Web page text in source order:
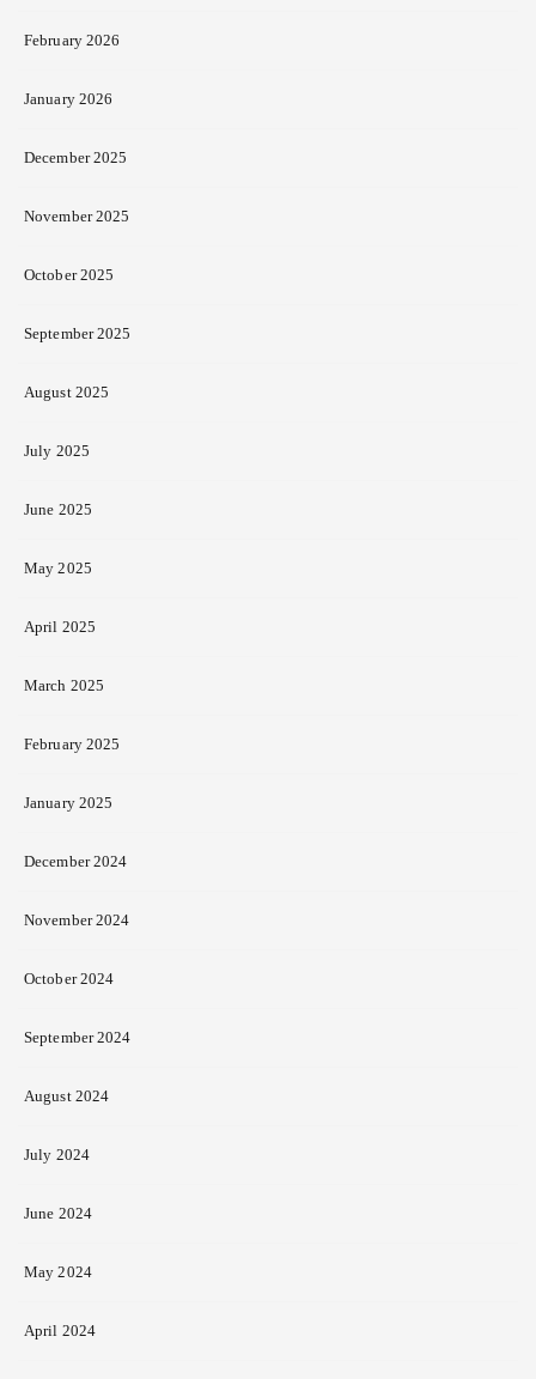
February 2026
January 2026
December 2025
November 2025
October 2025
September 2025
August 2025
July 2025
June 2025
May 2025
April 2025
March 2025
February 2025
January 2025
December 2024
November 2024
October 2024
September 2024
August 2024
July 2024
June 2024
May 2024
April 2024